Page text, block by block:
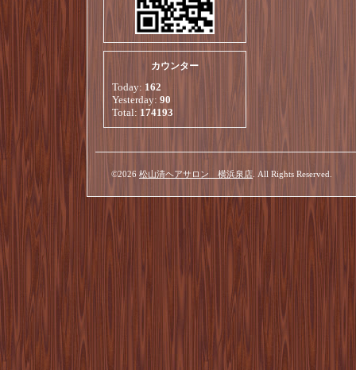
カウンター
Today: 162
Yesterday: 90
Total: 174193
©2026 松山清ヘアサロン 横浜泉店 . All Rights Reserved.